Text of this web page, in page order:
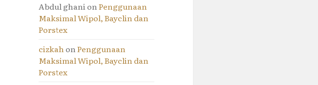
Abdul ghanionPenggunaan
Maksimal Wipol, Bayclin dan
Porstex
cizkahonPenggunaan
Maksimal Wipol, Bayclin dan
Porstex